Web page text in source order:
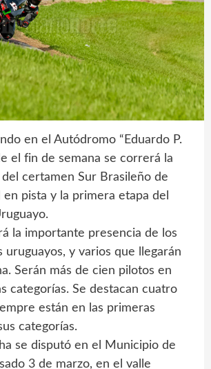
en el Autódromo “Eduardo P.
el fin de semana se correrá la
certamen Sur Brasileño de
pista y la primera etapa del
la importante presencia de los
uruguayos, y varios que llegarán
Serán más de cien pilotos en
categorías. Se destacan cuatro
están en las primeras
categorías.
se disputó en el Municipio de
3 de marzo, en el valle